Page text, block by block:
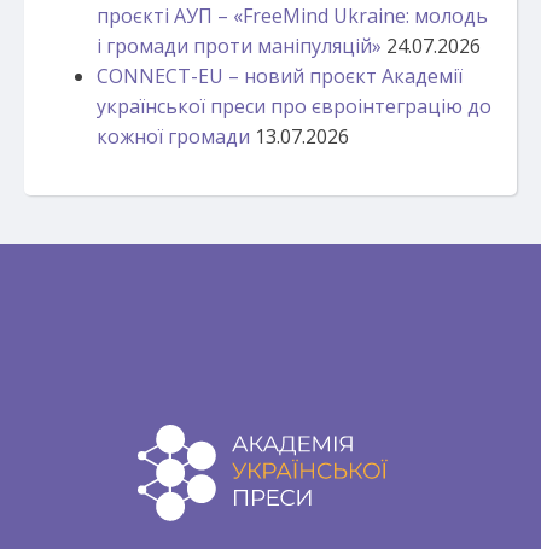
проєкті АУП – «FreeMind Ukraine: молодь
і громади проти маніпуляцій» 24.07.2026
CONNECT-EU – новий проєкт Академії
української преси про євроінтеграцію до
кожної громади 13.07.2026